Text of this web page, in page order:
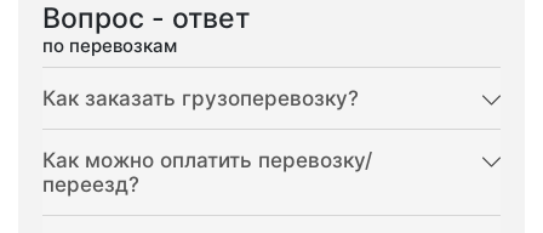
Вопрос - ответ
по перевозкам
Как заказать грузоперевозку?
Как можно оплатить перевозку/
переезд?